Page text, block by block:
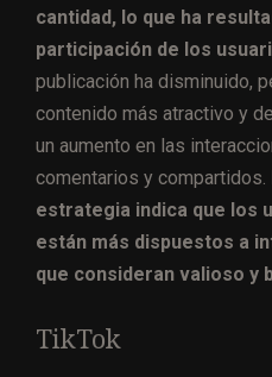
cantidad, lo que ha
participación de los
publicación ha disminuido,
contenido más atractivo y
un aumento en las
comentarios y compartidos.
estrategia indica que los
están más dispuestos a
que consideran valioso y
TikTok